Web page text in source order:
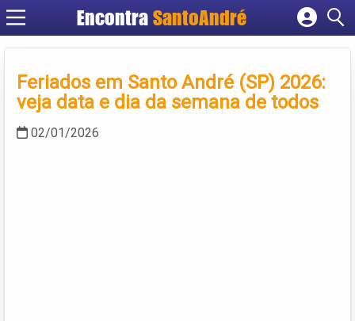
Encontra SantoAndré
Cadastrar empresa
Criar conta
Feriados em Santo André (SP) 2026:
veja data e dia da semana de todos
02/01/2026